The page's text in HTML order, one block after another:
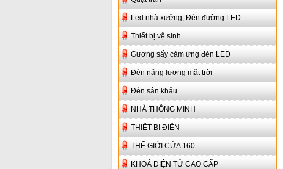
Led nhà xưởng, Đèn đường LED
Thiết bị vệ sinh
Gương sấy cảm ứng đèn LED
Đèn năng lượng mặt trời
Đèn sân khấu
NHÀ THÔNG MINH
THIẾT BỊ ĐIỆN
THẾ GIỚI CỬA 160
KHOÁ ĐIỆN TỬ CAO CẤP